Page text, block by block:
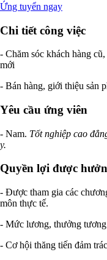
Ứng tuyển ngay
Chi tiết công việc
- Chăm sóc khách hàng
mới
- Bán hàng, giới thiệu sản
Yêu cầu ứng viên
- Nam. Tốt nghiệp cao
y.
Quyền lợi được
- Được tham gia các
môn thực tế.
- Mức lương, thưởng
- Cơ hội thăng tiến đảm